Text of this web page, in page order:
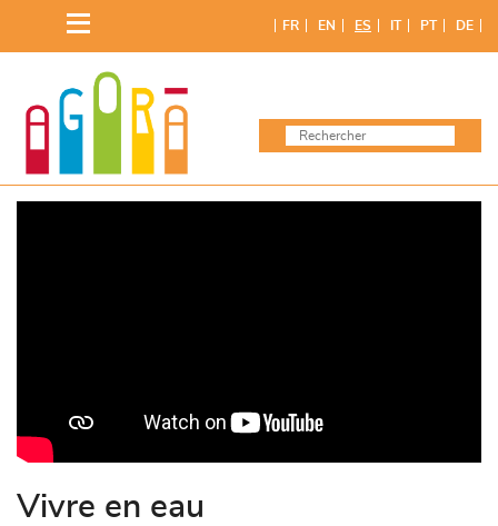
contenido
FR EN ES IT PT DE
Vivre en eau